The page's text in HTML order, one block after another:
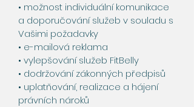
• možnost individuální komunikace
a doporučování služeb v souladu s
Vašimi požadavky
• e-mailová reklama
• vylepšování služeb FitBelly
• dodržování zákonných předpisů
• uplatňování, realizace a hájení
právních nároků